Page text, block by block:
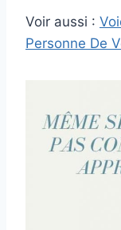
Voir aussi :
Personne De